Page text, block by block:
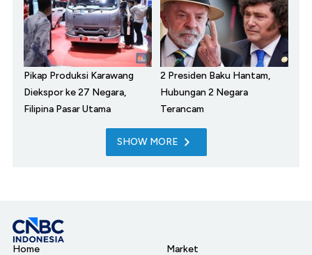
Pikap Produksi Karawang
Diekspor ke 27 Negara,
Filipina Pasar Utama
2 Presiden Baku Hantam,
Hubungan 2 Negara
Terancam
SHOW MORE
Home
Market